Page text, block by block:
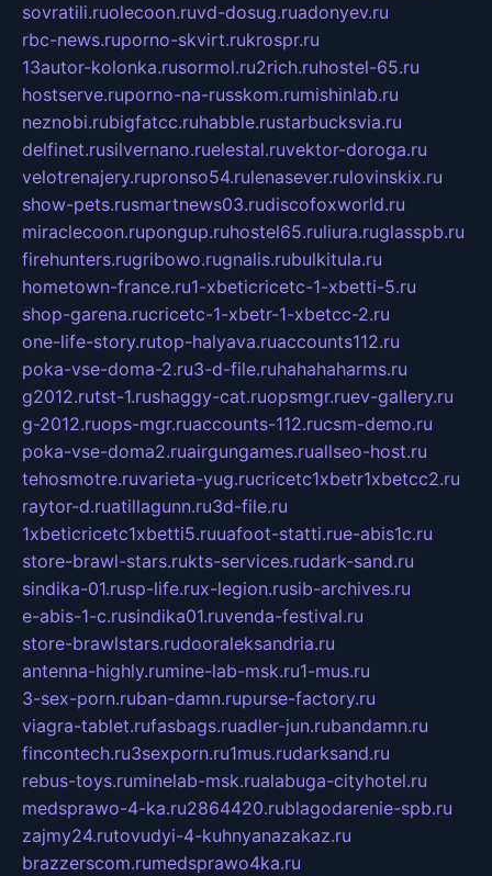
sovratili.ruolecoon.ruvd-dosug.ruadonyev.ru
rbc-news.ruporno-skvirt.rukrospr.ru
13autor-kolonka.rusormol.ru2rich.ruhostel-65.ru
hostserve.ruporno-na-russkom.rumishinlab.ru
neznobi.rubigfatcc.ruhabble.rustarbucksvia.ru
delfinet.rusilvernano.ruelestal.ruvektor-doroga.ru
velotrenajery.rupronso54.rulenasever.rulovinskix.ru
show-pets.rusmartnews03.rudiscofoxworld.ru
miraclecoon.rupongup.ruhostel65.ruliura.ruglasspb.ru
firehunters.rugribowo.rugnalis.rubulkitula.ru
hometown-france.ru1-xbeticricetc-1-xbetti-5.ru
shop-garena.rucricetc-1-xbetr-1-xbetcc-2.ru
one-life-story.rutop-halyava.ruaccounts112.ru
poka-vse-doma-2.ru3-d-file.ruhahahaharms.ru
g2012.rutst-1.rushaggy-cat.ruopsmgr.ruev-gallery.ru
g-2012.ruops-mgr.ruaccounts-112.rucsm-demo.ru
poka-vse-doma2.ruairgungames.ruallseo-host.ru
tehosmotre.ruvarieta-yug.rucricetc1xbetr1xbetcc2.ru
raytor-d.ruatillagunn.ru3d-file.ru
1xbeticricetc1xbetti5.ruuafoot-statti.rue-abis1c.ru
store-brawl-stars.rukts-services.rudark-sand.ru
sindika-01.rusp-life.rux-legion.rusib-archives.ru
e-abis-1-c.rusindika01.ruvenda-festival.ru
store-brawlstars.rudooraleksandria.ru
antenna-highly.rumine-lab-msk.ru1-mus.ru
3-sex-porn.ruban-damn.rupurse-factory.ru
viagra-tablet.rufasbags.ruadler-jun.rubandamn.ru
fincontech.ru3sexporn.ru1mus.rudarksand.ru
rebus-toys.ruminelab-msk.rualabuga-cityhotel.ru
medsprawo-4-ka.ru2864420.rublagodarenie-spb.ru
zajmy24.rutovudyi-4-kuhnyanazakaz.ru
brazzerscom.rumedsprawo4ka.ru